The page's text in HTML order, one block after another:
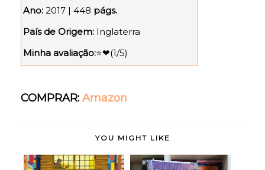
Ano: 2017 | 448 págs.
País de Origem: Inglaterra
Minha avaliação:⭐❤(1/5)
COMPRAR: Amazon
YOU MIGHT LIKE